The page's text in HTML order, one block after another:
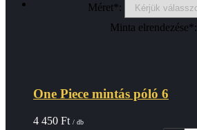
Méret*:
Minta elrendezése*:
One Piece mintás póló 6
4 450 Ft / db